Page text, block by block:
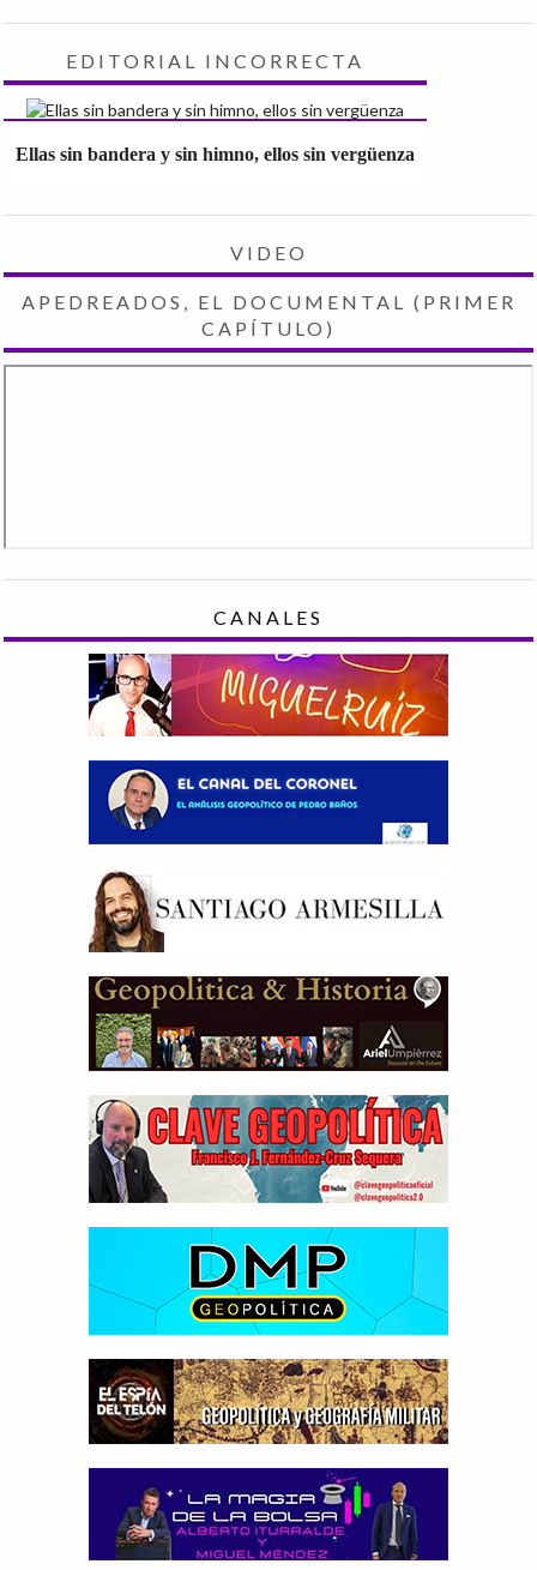
EDITORIAL INCORRECTA
Ellas sin bandera y sin himno, ellos sin vergüenza
VIDEO
APEDREADOS, EL DOCUMENTAL (PRIMER
CAPÍTULO)
CANALES